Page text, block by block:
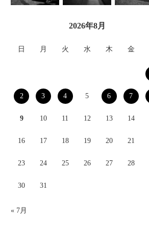
2026年8月
日 月 火 水 木 金
2 3 4 5 6 7
9 10 11 12 13 14
16 17 18 19 20 21
23 24 25 26 27 28
30 31
« 7月